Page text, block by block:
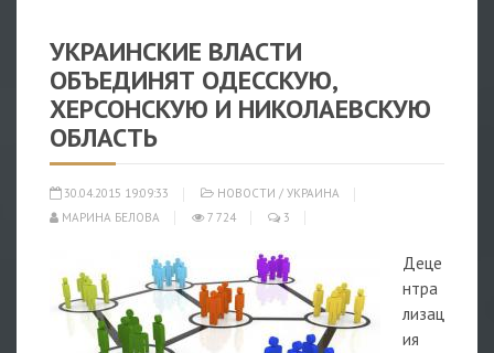
УКРАИНСКИЕ ВЛАСТИ
ОБЪЕДИНЯТ ОДЕССКУЮ,
ХЕРСОНСКУЮ И НИКОЛАЕВСКУЮ
ОБЛАСТЬ
30.04.2015 19:09:33 НОВОСТИ / УКРАИНА
МАРИНА БЕЛОВА
7 724 3
Деце
нтра
лизац
ия